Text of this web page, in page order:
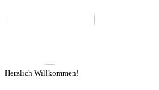
Herzlich Willkommen!